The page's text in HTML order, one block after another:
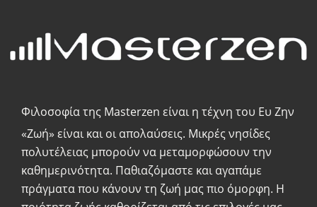
Φιλοσοφία της Masterzen είναι η τέχνη του Ευ Ζην
«Zωή» είναι και οι απολαύσεις. Μικρές νησίδες
πολυτέλειας μπορούν να μεταμορφώσουν την
καθημερινότητα. Παθιαζόμαστε και αγαπάμε
πράγματα που κάνουν τη ζωή μας πιο όμορφη. Η